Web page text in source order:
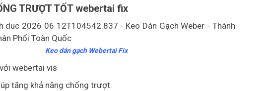
TRƯỢT TỐT webertai fix
Keo dán gạch Webertai Fix
webertai vis
tăng khả năng chống trượt.